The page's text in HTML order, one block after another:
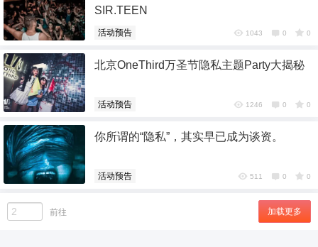
SIR.TEEN
活动预告 1043 0 0
北京OneThird万圣节隐私主题Party大揭秘
活动预告 1246 0 0
你所谓的“隐私”，其实早已成为谈资。
活动预告 511 0 0
前往 加载更多